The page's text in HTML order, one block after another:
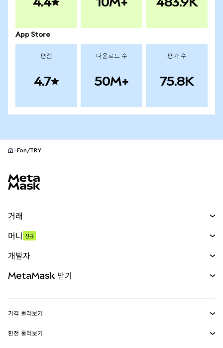
App Store
평점
4.7
다운로드 수
50M+
평가 수
75.8K
Fon/TRY
거래
무기한 선물
실물자산
머니 신규
개발자
MetaMask Connect
MetaMask 받기
가격 둘러보기
이더리움 가격
환전 둘러보기